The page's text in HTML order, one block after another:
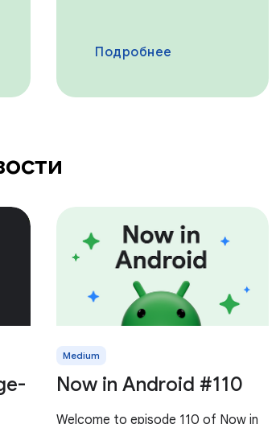
Подробнее
Medium
Now in Android #110
Welcome to episode 110 of Now in